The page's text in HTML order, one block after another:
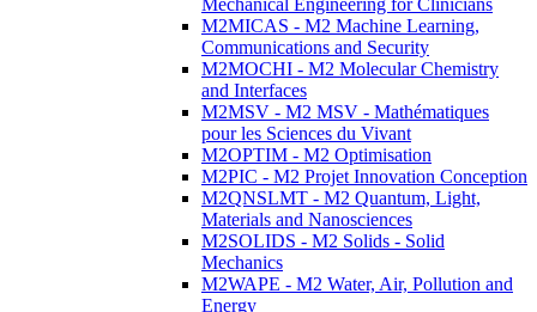
Mechanical Engineering for Clinicians
M2MICAS - M2 Machine Learning,
Communications and Security
M2MOCHI - M2 Molecular Chemistry
and Interfaces
M2MSV - M2 MSV - Mathématiques
pour les Sciences du Vivant
M2OPTIM - M2 Optimisation
M2PIC - M2 Projet Innovation Conception
M2QNSLMT - M2 Quantum, Light,
Materials and Nanosciences
M2SOLIDS - M2 Solids - Solid
Mechanics
M2WAPE - M2 Water, Air, Pollution and
Energy